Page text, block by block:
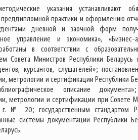
указания устанавливают
практики и оформлению
дневной и заочной форм
управление и экономика», «Бизнес-
в соответствии с
Совета Министров Республики
курсантов, слушателей»;
метрологии и сертификации Республики
описание
метрологии и сертификации при Совете
№ 20; государственным стандартом
системы документации Республики